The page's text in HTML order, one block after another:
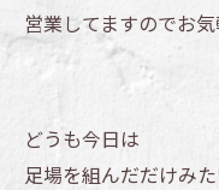
営業してますのでお
どうも今日は
足場を組んだだけみ